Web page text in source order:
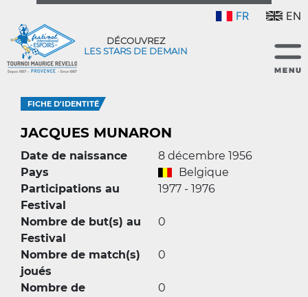
FR EN
DÉCOUVREZ
LES STARS DE DEMAIN
FICHE D'IDENTITÉ
JACQUES MUNARON
Date de naissance
8 décembre 1956
Pays
Belgique
Participations au
Festival
1977 - 1976
Nombre de but(s) au
Festival
0
Nombre de match(s)
joués
0
Nombre de
0